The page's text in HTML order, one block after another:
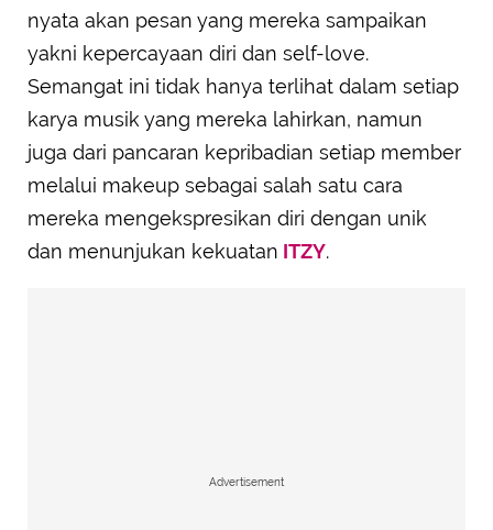
nyata akan pesan yang mereka sampaikan
yakni kepercayaan diri dan self-love.
Semangat ini tidak hanya terlihat dalam setiap
karya musik yang mereka lahirkan, namun
juga dari pancaran kepribadian setiap member
melalui makeup sebagai salah satu cara
mereka mengekspresikan diri dengan unik
dan menunjukan kekuatan ITZY.
Advertisement